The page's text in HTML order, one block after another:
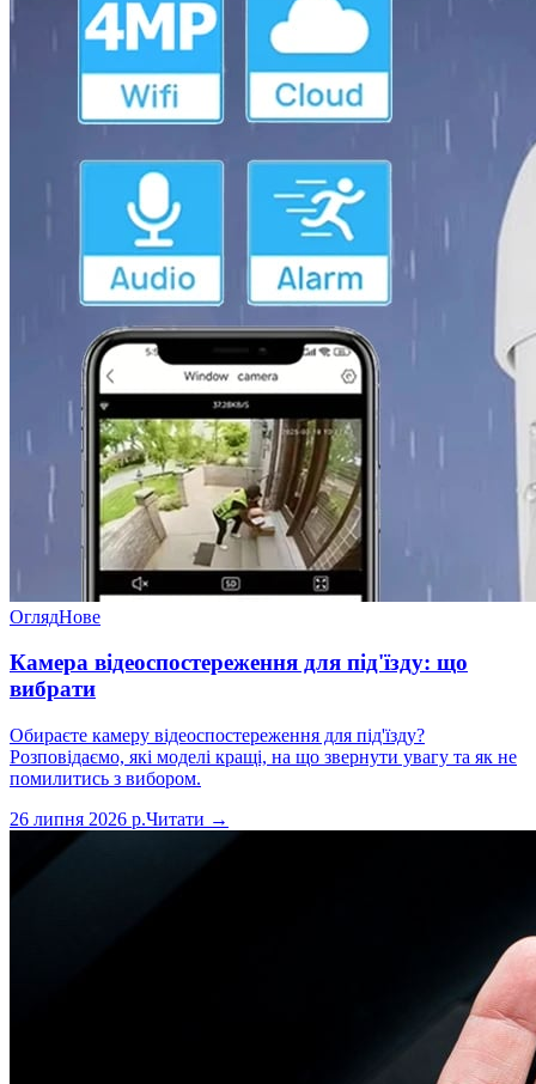
ОглядНове
Камера відеоспостереження для пiд'їздy: що
вибрати
Обираєте камеру відеоспостереження для під'їзду?
Розповідаємо, які моделі кращі, на що звернути увагу та як не
помилитись з вибором.
26 липня 2026 р.Читати →